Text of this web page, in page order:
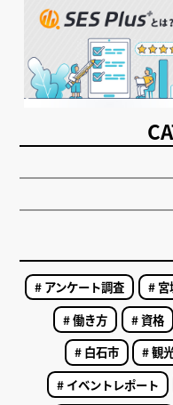
# アンケート調査 # 宮
# 働き方
# 資格
# 白石市
# 観
# イベントレポート